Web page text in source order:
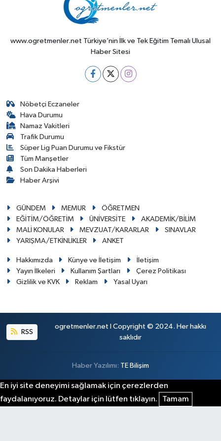
www.ogretmenler.net Türkiye’nin İlk ve Tek Eğitim Temalı Ulusal
Haber Sitesi
Nöbetçi Eczaneler
Hava Durumu
Namaz Vakitleri
Trafik Durumu
Süper Lig Puan Durumu ve Fikstür
Tüm Manşetler
Son Dakika Haberleri
Haber Arşivi
GÜNDEM MEMUR
ÖĞRETMEN
EĞİTİM/ÖĞRETİM
ÜNİVERSİTE
AKADEMİK/BİLİM
MALİ KONULAR
MEVZUAT/KARARLAR
SINAVLAR
YARIŞMA/ETKİNLİKLER
ANKET
Hakkımızda Künye ve İletişim
İletişim
Yayın İlkeleri
Kullanım Şartları
Çerez Politikası
Gizlilik ve KVK
Reklam Yasal Uyarı
RSS
ogretmenler.net I Copyright © 2024. Her hakkı
saklıdır
Haber Yazılımı: TE Bilişim
En iyi site deneyimi sağlamak için çerezlerden
faydalanıyoruz. Detaylar için lütfen tıklayın.
Tamam